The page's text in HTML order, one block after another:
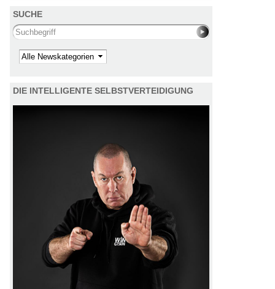
SUCHE
Search this site
Kategorie
DIE INTELLIGENTE SELBSTVERTEIDIGUNG